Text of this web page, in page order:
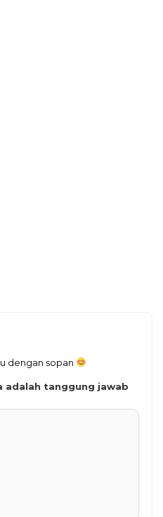
dengan sopan
adalah tanggung jawab